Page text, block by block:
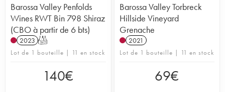
Barossa Valley Penfolds
Wines RWT Bin 798 Shiraz
(CBO à partir de 6 bts)
2023 T
Lot de 1 bouteille | 11 en stock
140€
Barossa Valley Torbreck
Hillside Vineyard
Grenache
2021
Lot de 1 bouteille | 11 en stock
69€